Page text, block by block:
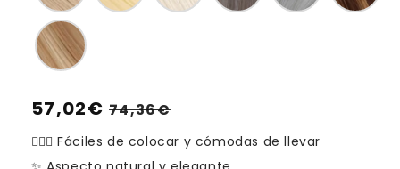
Precio
habitual
57,02€ Precio
de
oferta
74,36€
💁🏽‍♀️ Fáciles de colocar y cómodas de llevar